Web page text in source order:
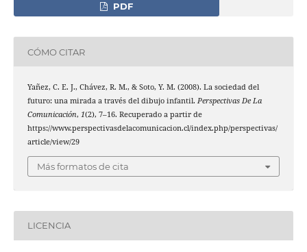
PDF
CÓMO CITAR
Yañez, C. E. J., Chávez, R. M., & Soto, Y. M. (2008). La sociedad del
futuro: una mirada a través del dibujo infantil. Perspectivas De La
Comunicación, 1(2), 7–16. Recuperado a partir de
https://www.perspectivasdelacomunicacion.cl/index.php/perspectivas/
article/view/29
Más formatos de cita
LICENCIA